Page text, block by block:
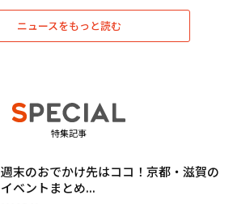
ニュースをもっと読む
特集記事
週末のおでかけ先はココ！京都・滋賀の
イベントまとめ...